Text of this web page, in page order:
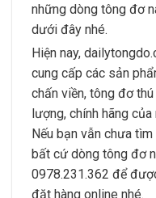
những dòng tông đơ
dưới đây nhé.
Hiện nay,
cung cấp các sản
chấn viền, tông đơ
lượng, chính hãng
Nếu bạn vẫn chưa
bất cứ dòng tông đơ
0978.231.362 để
đặt hàng online nhé.